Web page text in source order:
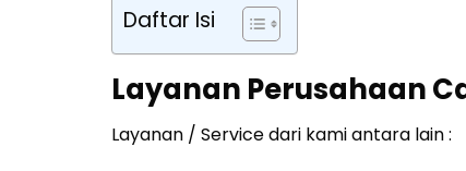
Daftar Isi
Layanan Perusahaan
Layanan / Service dari kami antara lain :